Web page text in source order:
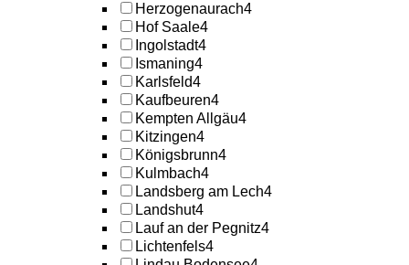
Herzogenaurach4
Hof Saale4
Ingolstadt4
Ismaning4
Karlsfeld4
Kaufbeuren4
Kempten Allgäu4
Kitzingen4
Königsbrunn4
Kulmbach4
Landsberg am Lech4
Landshut4
Lauf an der Pegnitz4
Lichtenfels4